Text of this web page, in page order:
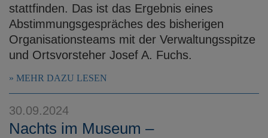
stattfinden. Das ist das Ergebnis eines
Abstimmungsgespräches des bisherigen
Organisationsteams mit der Verwaltungsspitze
und Ortsvorsteher Josef A. Fuchs.
MEHR DAZU LESEN
30.09.2024
Nachts im Museum –